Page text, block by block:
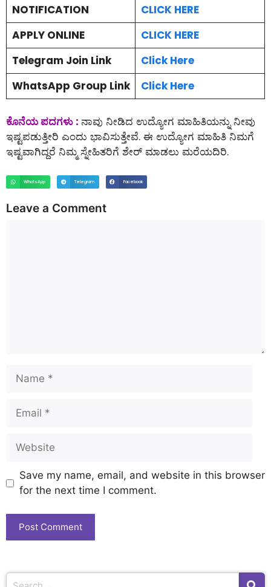
NOTIFICATION
CLICK HERE
APPLY ONLINE
CLICK HERE
Telegram Join Link
Click Here
WhatsApp Group Link
Click Here
ಕೊನೆಯ ಪದಗಳು : ನಾವು ನೀಡಿದ ಉದ್ಯೋಗ ಮಾಹಿತಿಯನ್ನು ನೀವು
ಇಷ್ಟಪಡುತ್ತೀರಿ ಎಂದು ಭಾವಿಸುತ್ತೇವೆ. ಈ ಉದ್ಯೋಗ ಮಾಹಿತಿ ನಿಮಗೆ
ಇಷ್ಟವಾಗಿದ್ದರೆ ನಿಮ್ಮ ಸ್ನೇಹಿತರಿಗೆ ಶೇರ್ ಮಾಡಲು ಮರೆಯದಿರಿ.
WhatsApp Telegram Facebook
Leave a Comment
Save my name, email, and website in this browser
for the next time I comment.